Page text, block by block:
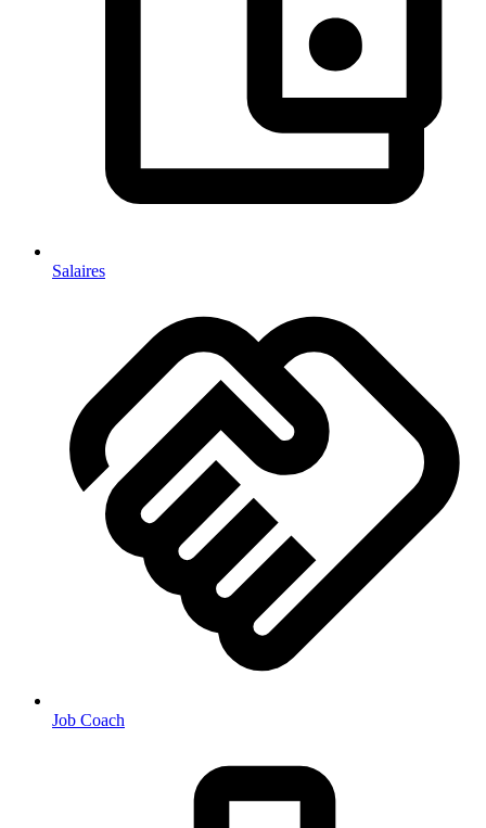
Salaires
Job Coach